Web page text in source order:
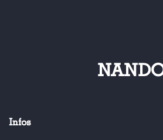
Infos